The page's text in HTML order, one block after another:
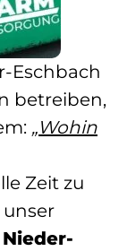
Eschbach
betreiben,
„Wohin
Zeit zu